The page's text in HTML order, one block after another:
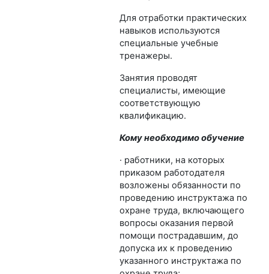
Для отработки практических
навыков используются
специальные учебные
тренажеры.
Занятия проводят
специалисты, имеющие
соответствующую
квалификацию.
Кому необходимо обучение
· работники, на которых
приказом работодателя
возложены обязанности по
проведению инструктажа по
охране труда, включающего
вопросы оказания первой
помощи пострадавшим, до
допуска их к проведению
указанного инструктажа по